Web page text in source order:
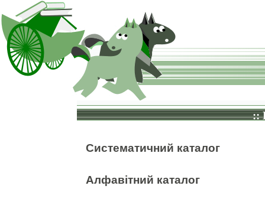
::
Систематичний каталог
Алфавітний каталог